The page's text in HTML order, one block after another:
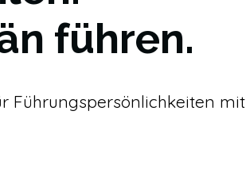
führen.
Führungspersönlichkeiten mit